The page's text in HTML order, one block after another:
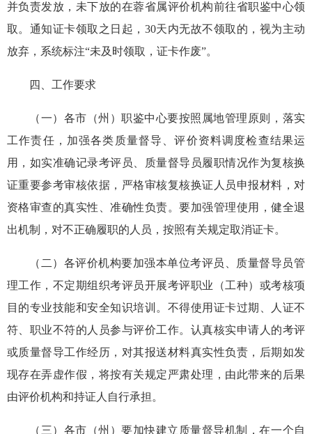
并负责发放， 未下放的在蓉省属评价机构前往省职鉴中心领
取。通知证卡领取之日起， 30天内无故不领取的，视为主动
放弃，系统标注“未及时领取，证卡作废”。
四 工作要求
（一） 各市（州）职鉴中心要按照属地管理原则， 落实
工作责任 ， 加强各类质量督导、评价资料调度检查结果运
用，如实准确记录考评员、质量督导员履职情况作为复核换
证重要参考审核依据， 严格审核复核换证人员申报材料 ，对
资格审查的真实性、准确性负责。要加强管理使用 ，健全退
出机制
， 对不正确履职的人员，按照有关规定取消证卡。
（二） 各评价机构要加强本单位考评员、质量督导员管
理工作， 不定期组织考评员开展考评职业（工种）或考核项
目的专业技能和安全知识培训。 不得使用证卡过期、人证不
符、职业不符的人员参与评价工作。 认真核实申请人的考评
或质量督导工作经历，对其报送材料真实性负责，后期如发
现存在弄虚作假 ，将按有关规定严肃处理，由此带来的后果
由评价机构和持证人 自行承担。
（三） 各市（州）要加快建立 质量督导机制，在一个自